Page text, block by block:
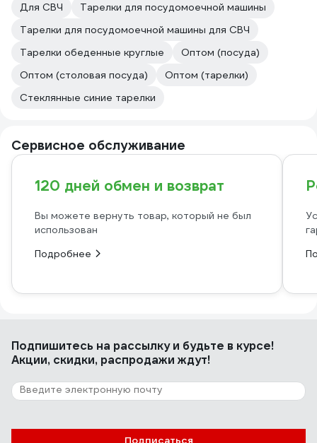
Для СВЧ
Тарелки для посудомоечной машины
Тарелки для посудомоечной машины для СВЧ
Тарелки обеденные круглые
Оптом (посуда)
Оптом (столовая посуда)
Оптом (тарелки)
Стеклянные синие тарелки
Сервисное обслуживание
120 дней обмен и возврат
Вы можете вернуть товар, который не был
использован
Подробнее
Подпишитесь на рассылкуи будьте в курсе!
Акции, скидки, распродажи ждут!
Подписаться